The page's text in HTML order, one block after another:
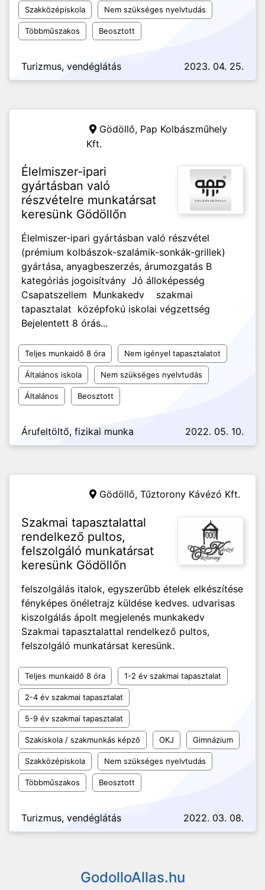
Szakközépiskola Nem szükséges nyelvtudás
Többműszakos Beosztott
Turizmus, vendéglátás 2023. 04. 25.
Gödöllő, Pap Kolbászműhely
Kft.
Élelmiszer-ipari
gyártásban való
részvételre munkatársat
keresünk Gödöllőn
Élelmiszer-ipari gyártásban való részvétel
(prémium kolbászok-szalámik-sonkák-grillek)
gyártása, anyagbeszerzés, árumozgatás B
kategóriás jogoisítvány Jó álloképesség
Csapatszellem Munkakedv szakmai
tapasztalat középfokú iskolai végzettség
Bejelentett 8 órás...
Teljes munkaidő 8 óra Nem igényel tapasztalatot
Általános iskola Nem szükséges nyelvtudás
Általános Beosztott
Árufeltöltő, fizikai munka 2022. 05. 10.
Gödöllő, Tűztorony Kávézó Kft.
Szakmai tapasztalattal
rendelkező pultos,
felszolgáló munkatársat
keresünk Gödöllőn
felszolgálás italok, egyszerűbb ételek elkészítése
fényképes önéletrajz küldése kedves. udvarisas
kiszolgálás ápolt megjelenés munkakedv
Szakmai tapasztalattal rendelkező pultos,
felszolgáló munkatársat keresünk.
Teljes munkaidő 8 óra 1-2 év szakmai tapasztalat
2-4 év szakmai tapasztalat
5-9 év szakmai tapasztalat
Szakiskola / szakmunkás képző OKJ Gimnázium
Szakközépiskola Nem szükséges nyelvtudás
Többműszakos Beosztott
Turizmus, vendéglátás 2022. 03. 08.
GodolloAllas.hu